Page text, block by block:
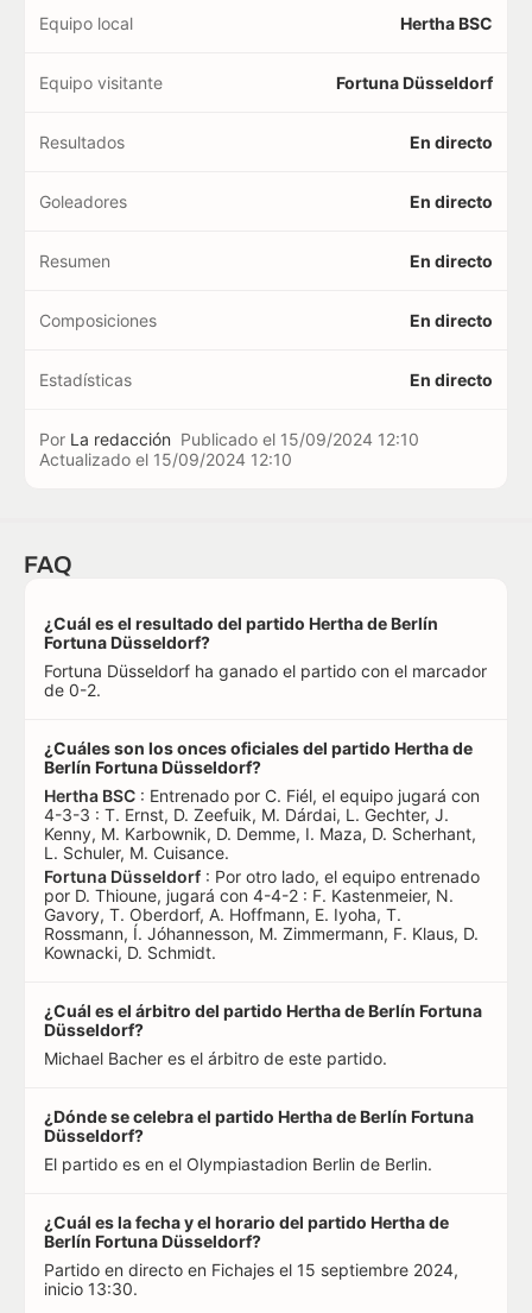
Equipo local Hertha BSC
Equipo visitante Fortuna Düsseldorf
Resultados En directo
Goleadores En directo
Resumen En directo
Composiciones En directo
Estadísticas En directo
Por La redacción Publicado el 15/09/2024 12:10
Actualizado el 15/09/2024 12:10
FAQ
¿Cuál es el resultado del partido Hertha de Berlín
Fortuna Düsseldorf?
Fortuna Düsseldorf ha ganado el partido con el marcador
de 0-2.
¿Cuáles son los onces oficiales del partido Hertha de
Berlín Fortuna Düsseldorf?
Hertha BSC : Entrenado por C. Fiél, el equipo jugará con
4-3-3 : T. Ernst, D. Zeefuik, M. Dárdai, L. Gechter, J.
Kenny, M. Karbownik, D. Demme, I. Maza, D. Scherhant,
L. Schuler, M. Cuisance.
Fortuna Düsseldorf : Por otro lado, el equipo entrenado
por D. Thioune, jugará con 4-4-2 : F. Kastenmeier, N.
Gavory, T. Oberdorf, A. Hoffmann, E. Iyoha, T.
Rossmann, Í. Jóhannesson, M. Zimmermann, F. Klaus, D.
Kownacki, D. Schmidt.
¿Cuál es el árbitro del partido Hertha de Berlín Fortuna
Düsseldorf?
Michael Bacher es el árbitro de este partido.
¿Dónde se celebra el partido Hertha de Berlín Fortuna
Düsseldorf?
El partido es en el Olympiastadion Berlin de Berlin.
¿Cuál es la fecha y el horario del partido Hertha de
Berlín Fortuna Düsseldorf?
Partido en directo en Fichajes el 15 septiembre 2024,
inicio 13:30.